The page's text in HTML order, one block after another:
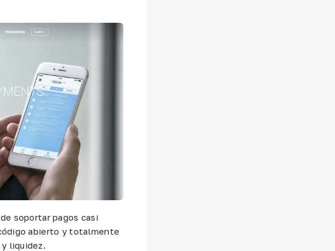
soportar pagos casi
abierto y totalmente
liquidez.